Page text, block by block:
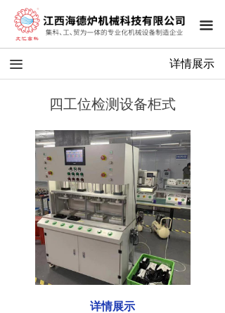
끀
详情展示
끀
四工位检测设备柜式
详情展示